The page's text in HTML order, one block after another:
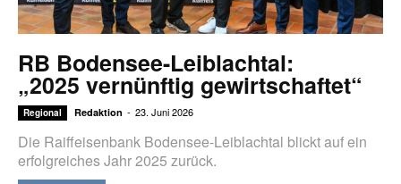
RB Bodensee-Leiblachtal:
„2025 vernünftig gewirtschaftet“
Regional Redaktion - 23. Juni 2026
Die Raiffeisenbank Bodensee-Leiblachtal blickt auf ein
erfolgreiches Jahr 2025 zurück.